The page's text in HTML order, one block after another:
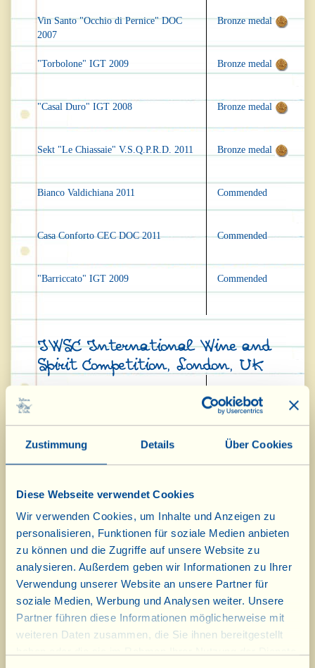
Zustimmung Details Über Cookies
Diese Webseite verwendet Cookies
Wir verwenden Cookies, um Inhalte und Anzeigen zu
personalisieren, Funktionen für soziale Medien anbieten
zu können und die Zugriffe auf unsere Website zu
analysieren. Außerdem geben wir Informationen zu Ihrer
Verwendung unserer Website an unsere Partner für
soziale Medien, Werbung und Analysen weiter. Unsere
Partner führen diese Informationen möglicherweise mit
weiteren Daten zusammen, die Sie ihnen bereitgestellt
Vin Santo "Occhio di Pernice" DOC
2007
"Torbolone" IGT 2009
"Casal Duro" IGT 2008
Sekt "Le Chiassaie" V.S.Q.P.R.D. 2011
Bianco Valdichiana 2011
Casa Conforto CEC DOC 2011
"Barriccato" IGT 2009
Bronze medal
Bronze medal
Bronze medal
Bronze medal
Commended
Commended
Commended
IWSC International Wine and
Spirit Competition, London, UK
DOCG 2006
"Barriccato" IGT 2009
Sekt "Le Chiassaie" VSQPRD 2011
"Casa Conforto" Chianti Riserva
DOCG 2006
Silver medal
Bronze medal
Bronze medal
Bronze medal